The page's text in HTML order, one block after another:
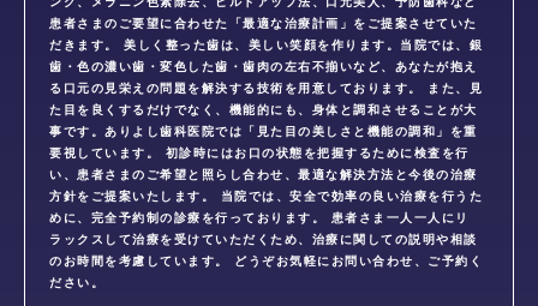
患者さまのご要望に合わせた「最適な治療計画」をご提案させていた
だきます。 美しく整った歯は、美しい笑顔を作ります。当院では、銀
歯・色の濃い歯・変色した歯・歯肉の左右不揃いなど、あなたが抱え
る口元の見栄えの問題を解決する技術を用意しております。 また、見
た目を良くするだけでなく、機能的にも、身体と調和させることが大
事です。ありよし歯科医院では「見た目の美しさと機能の調和」を重
要視しています。 初診時にはお口の状態を把握するために検査を行
い、患者さまのご希望と照らし合わせ、最適な解決方法と今後の治療
方針をご提案いたします。 当院では、安全で効率の良い治療を行うた
めに、完全予約制の診療を行っております。 患者さま一人一人にリ
ラックスして治療を受けていただくため、治療に関しての説明や相談
のお時間を考慮しています。 どうぞお気軽にお問い合わせ、ご予約く
ださい。